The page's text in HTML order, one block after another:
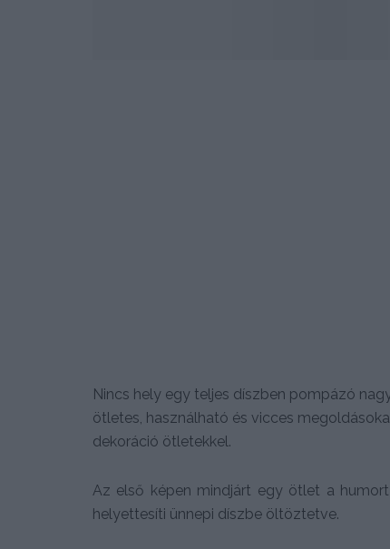
Nincs hely egy teljes díszben pompázó
ötletes, használható és vicces
dekoráció ötletekkel.
Az első képen mindjárt egy ötlet a
helyettesíti ünnepi díszbe öltöztetve.